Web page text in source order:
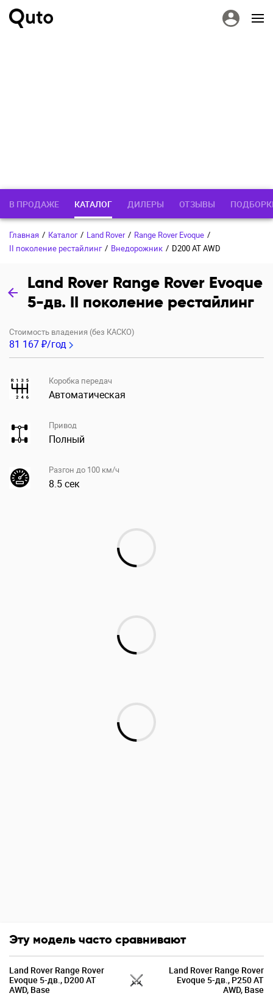
В ПРОДАЖЕ КАТАЛОГ ДИЛЕРЫ ОТЗЫВЫ
Главная / Каталог / Land Rover / Range Rover Evoque /
II поколение рестайлинг / Внедорожник / D200 AT AWD
Land Rover Range Rover Evoque
5-дв. II поколение рестайлинг
Стоимость владения (без КАСКО)
81 167 ₽/год
Коробка передач
Автоматическая
Привод
Полный
Разгон до 100 км/ч
8.5 сек
Эту модель часто сравнивают
Land Rover Range Rover
Evoque 5-дв., D200 AT
AWD, Base
Land Rover Range Rover
Evoque 5-дв., P250 AT
AWD, Base